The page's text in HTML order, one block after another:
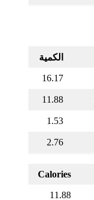
الكمية
16.17
11.88
1.53
2.76
Calories
11.88